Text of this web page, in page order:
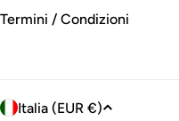
Termini / Condizioni
P Italia (EUR €)